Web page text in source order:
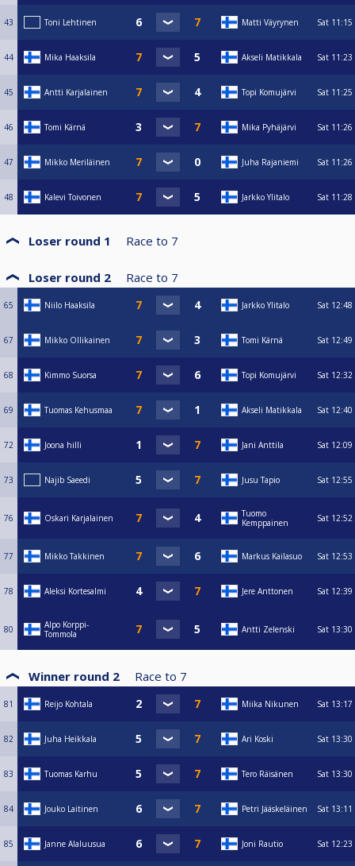
43 Toni Lehtinen Matti Väyrynen Sat 11:15
44 Mika Haaksila Akseli Matikkala Sat 11:23
45 Antti Karjalainen Topi Komujärvi Sat 11:25
46 Tomi Kärnä Mika Pyhäjärvi Sat 11:26
47 Mikko Meriläinen Juha Rajaniemi Sat 11:26
48 Kalevi Toivonen Jarkko Ylitalo Sat 11:28
Loser round 1 Race to 7
Loser round 2 Race to 7
65 Niilo Haaksila Jarkko Ylitalo Sat 12:48
67 Mikko Ollikainen Tomi Kärnä Sat 12:49
68 Kimmo Suorsa Topi Komujärvi Sat 12:32
69 Tuomas Kehusmaa Akseli Matikkala Sat 12:40
72 Joona hilli Jani Anttila Sat 12:09
73 Najib Saeedi Jusu Tapio Sat 12:55
76 Oskari Karjalainen
Tuomo
Kemppainen
Sat 12:52
77 Mikko Takkinen Markus Kailasuo Sat 12:53
78 Aleksi Kortesalmi Jere Anttonen Sat 12:39
80
Alpo Korppi-
Tommola
Antti Zelenski Sat 13:30
Winner round 2 Race to 7
81 Reijo Kohtala Miika Nikunen Sat 13:17
82 Juha Heikkala Ari Koski Sat 13:30
83 Tuomas Karhu Tero Räisänen Sat 13:30
84 Jouko Laitinen Petri Jääskeläinen Sat 13:11
85 Janne Alaluusua Joni Rautio Sat 12:23